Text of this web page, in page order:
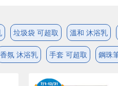
垃圾袋 可超取 溫和 沐浴乳
香氛 沐浴乳 手套 可超取 鋼珠